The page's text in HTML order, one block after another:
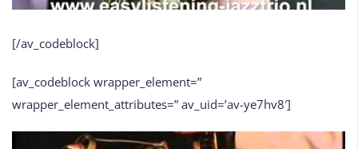
[/av_codeblock]
[av_codeblock wrapper_element=”
wrapper_element_attributes=” av_uid=’av-ye7hv8′]